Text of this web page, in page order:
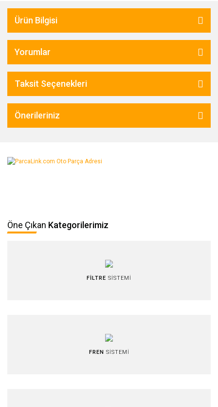
Ürün Bilgisi
Yorumlar
Taksit Seçenekleri
Önerileriniz
Öne Çıkan Kategorilerimiz
FİLTRE SİSTEMİ
FREN SİSTEMİ